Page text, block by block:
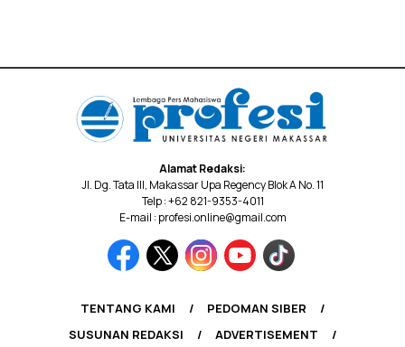
Alamat Redaksi:
Jl. Dg. Tata III, Makassar Upa Regency Blok A No. 11
Telp : +62 821-9353-4011
E-mail : profesi.online@gmail.com
TENTANG KAMI
PEDOMAN SIBER
SUSUNAN REDAKSI
ADVERTISEMENT